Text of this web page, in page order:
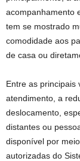
acompanhamento
tem se mostrado
comodidade aos
de casa ou
Entre as principais
atendimento, a
deslocamento,
distantes ou
disponível por
autorizadas do